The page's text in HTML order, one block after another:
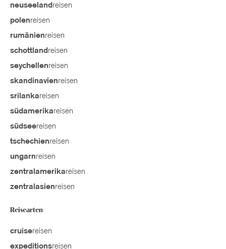
neuseeland reisen
polenreisen
rumänienreisen
schottland reisen
seychellenreisen
skandinavienreisen
srilankareisen
südamerikareisen
südseereisen
tschechienreisen
ungarnreisen
zentralamerikareisen
zentralasienreisen
Reisearten
cruisereisen
expeditionsreisen